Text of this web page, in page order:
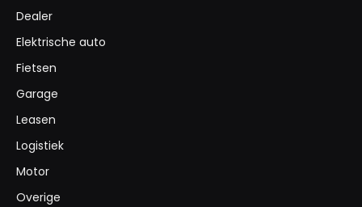
Dealer
Elektrische auto
Fietsen
Garage
Leasen
Logistiek
Motor
Overige